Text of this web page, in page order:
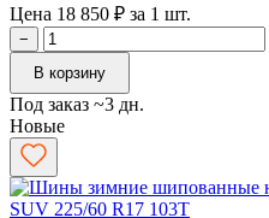
Цена 18 850 ₽ за 1 шт.
−
В корзину
Под заказ ~3 дн.
Новые